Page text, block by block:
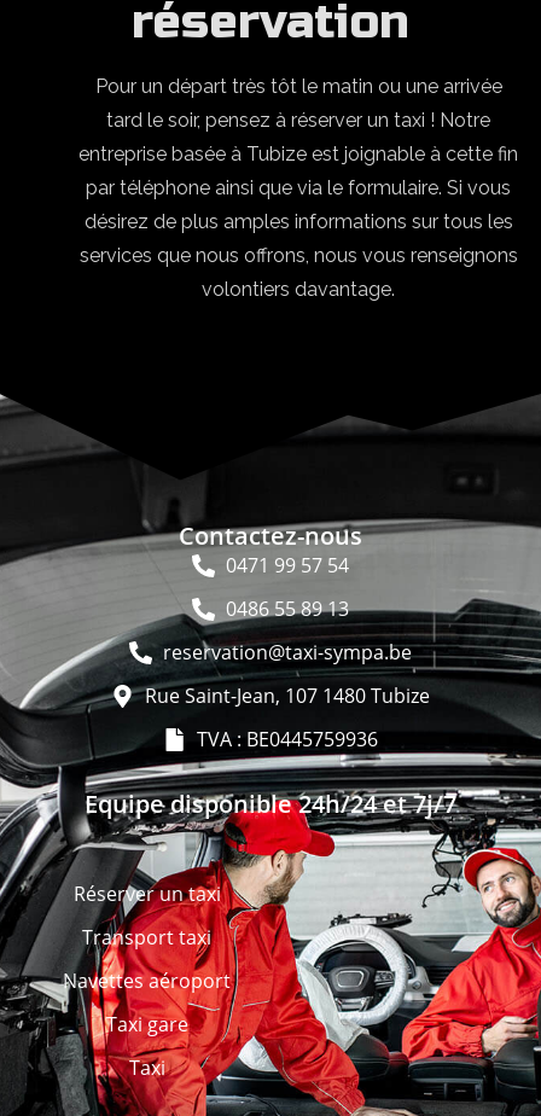
réservation
Pour un départ très tôt le matin ou une arrivée
tard le soir, pensez à réserver un taxi ! Notre
entreprise basée à Tubize est joignable à cette fin
par téléphone ainsi que via le formulaire. Si vous
désirez de plus amples informations sur tous les
services que nous offrons, nous vous renseignons
volontiers davantage.
Contactez-nous
0471 99 57 54
0486 55 89 13
reservation@taxi-sympa.be
Rue Saint-Jean, 107 1480 Tubize
TVA : BE0445759936
Equipe disponible 24h/24 et 7j/7
Réserver un taxi
Transport taxi
Navettes aéroport
Taxi gare
Taxi